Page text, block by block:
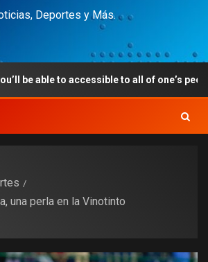
Deportes y Más.
to all of one’s people entering
una perla en la Vinotinto